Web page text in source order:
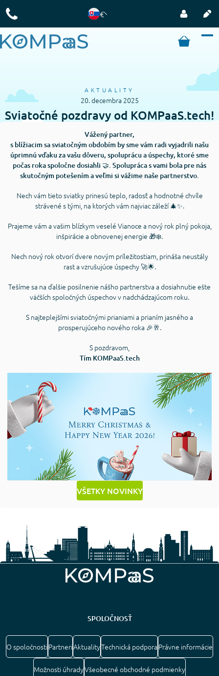
€
AKTUALITY
20. decembra 2025
Sviatočné pozdravy od KOMPaaS.tech!
Vážený partner,
s blížiacim sa sviatočným obdobím by sme vám radi vyjadrili našu
úprimnú vďaku za vašu dôveru, spoluprácu a úspechy, ktoré sme
počas roka spoločne dosiahli 🤝. Spolupráca s vami bola pre nás
skutočným potešením a veľmi si vážime naše partnerstvo.
Nech vám tieto sviatky prinesú teplo, radosť a hodnotné chvíle
strávené s tými, na ktorých vám najviac záleží 🎄✨.
Prajeme vám a vašim blízkym veselé Vianoce a nový rok plný pokoja,
inšpirácie a obnovenej energie 🎁❄️.
Nech nový rok otvorí dvere novým príležitostiam, prináša neustály
rast a vzrušujúce úspechy 🚀🌟.
Tešíme sa na ďalšie posilnenie nášho partnerstva a dosiahnutie ešte
väčších spoločných úspechov v nadchádzajúcom roku.
S najteplejšími sviatočnými prianiami a prianím jasného a
prosperujúceho nového roka 🎉🥂.
S pozdravom,
Tím KOMPaaS.tech
VŠETKY NOVINKY
SPOLOČNOSŤ
O spoločnostiPartneriAktualityTechnická podpora Právne informácie
Možnosti úhradyVšeobecné obchodné podmienky